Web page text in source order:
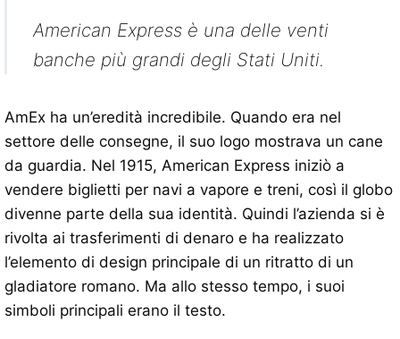
American Express è una delle venti
banche più grandi degli Stati Uniti.
AmEx ha un’eredità incredibile. Quando era nel
settore delle consegne, il suo logo mostrava un cane
da guardia. Nel 1915, American Express iniziò a
vendere biglietti per navi a vapore e treni, così il globo
divenne parte della sua identità. Quindi l’azienda si è
rivolta ai trasferimenti di denaro e ha realizzato
l’elemento di design principale di un ritratto di un
gladiatore romano. Ma allo stesso tempo, i suoi
simboli principali erano il testo.